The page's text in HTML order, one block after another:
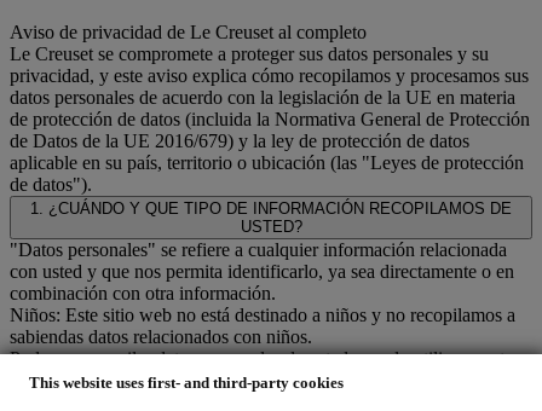
This website uses first- and third-party cookies
Aviso de privacidad de Le Creuset al completo
Le Creuset se compromete a proteger sus datos personales y su
privacidad, y este aviso explica cómo recopilamos y procesamos sus
datos personales de acuerdo con la legislación de la UE en materia
de protección de datos (incluida la Normativa General de Protección
de Datos de la UE 2016/679) y la ley de protección de datos
aplicable en su país, territorio o ubicación (las "Leyes de protección
de datos").
1. ¿CUÁNDO Y QUE TIPO DE INFORMACIÓN RECOPILAMOS DE
USTED?
"Datos personales" se refiere a cualquier información relacionada
con usted y que nos permita identificarlo, ya sea directamente o en
combinación con otra información.
Niños: Este sitio web no está destinado a niños y no recopilamos a
sabiendas datos relacionados con niños.
Podemos recopilar datos personales de usted cuando utiliza nuestro
sitio web (el "Sitio web"), registrar una cuenta de Le Creuset,